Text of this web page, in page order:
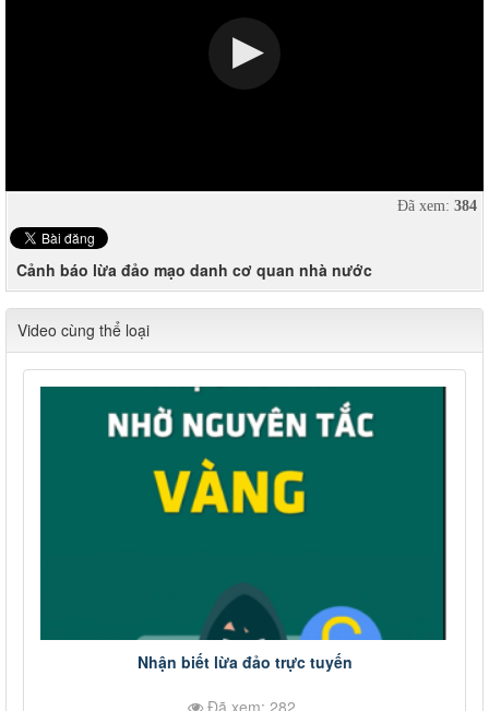
Đã xem: 384
Cảnh báo lừa đảo mạo danh cơ quan nhà nước
Video cùng thể loại
Nhận biết lừa đảo trực tuyến